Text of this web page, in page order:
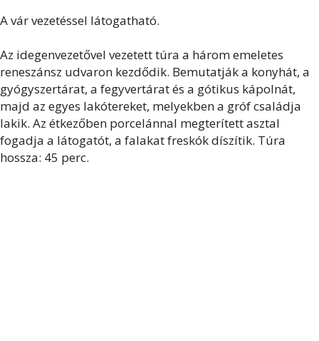
A vár vezetéssel látogatható.
Az idegenvezetővel vezetett túra a három emeletes
reneszánsz udvaron kezdődik. Bemutatják a konyhát, a
gyógyszertárat, a fegyvertárat és a gótikus kápolnát,
majd az egyes lakótereket, melyekben a gróf családja
lakik. Az étkezőben porcelánnal megterített asztal
fogadja a látogatót, a falakat freskók díszítik. Túra
hossza: 45 perc.